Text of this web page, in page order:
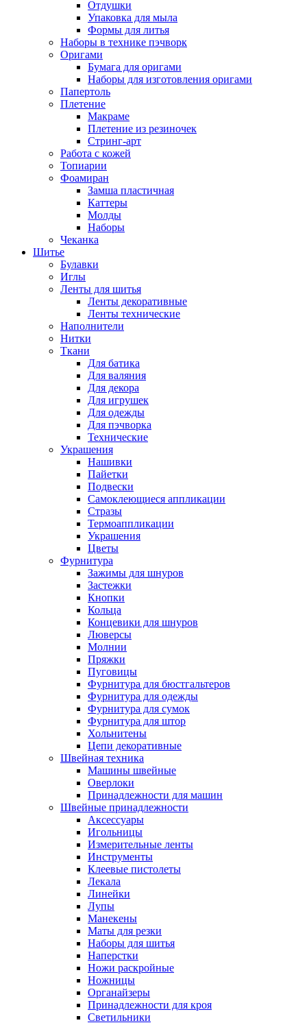
Отдушки
Упаковка для мыла
Формы для литья
Наборы в технике пэчворк
Оригами
Бумага для оригами
Наборы для изготовления оригами
Папертоль
Плетение
Макраме
Плетение из резиночек
Стринг-арт
Работа с кожей
Топиарии
Фоамиран
Замша пластичная
Каттеры
Молды
Наборы
Чеканка
Шитье
Булавки
Иглы
Ленты для шитья
Ленты декоративные
Ленты технические
Наполнители
Нитки
Ткани
Для батика
Для валяния
Для декора
Для игрушек
Для одежды
Для пэчворка
Технические
Украшения
Нашивки
Пайетки
Подвески
Самоклеющиеся аппликации
Стразы
Термоаппликации
Украшения
Цветы
Фурнитура
Зажимы для шнуров
Застежки
Кнопки
Кольца
Концевики для шнуров
Люверсы
Молнии
Пряжки
Пуговицы
Фурнитура для бюстгальтеров
Фурнитура для одежды
Фурнитура для сумок
Фурнитура для штор
Хольнитены
Цепи декоративные
Швейная техника
Машины швейные
Оверлоки
Принадлежности для машин
Швейные принадлежности
Аксессуары
Игольницы
Измерительные ленты
Инструменты
Клеевые пистолеты
Лекала
Линейки
Лупы
Манекены
Маты для резки
Наборы для шитья
Наперстки
Ножи раскройные
Ножницы
Органайзеры
Принадлежности для кроя
Светильники